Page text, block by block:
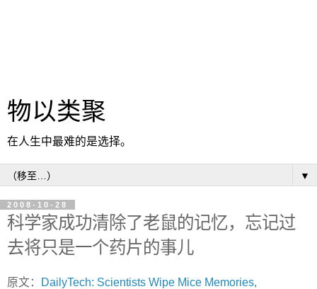
物以类聚
在人生中最难的是选择。
▼
2008-10-28
科学家成功清除了老鼠的记忆，忘记过
去将只是一个药片的事儿
原文：
DailyTech: Scientists Wipe Mice Memories,